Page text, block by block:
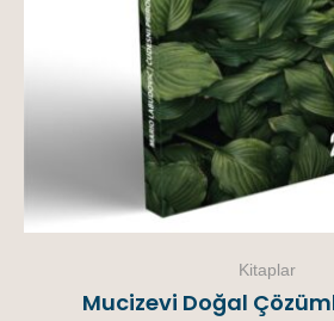
Kitaplar
Mucizevi Doğal